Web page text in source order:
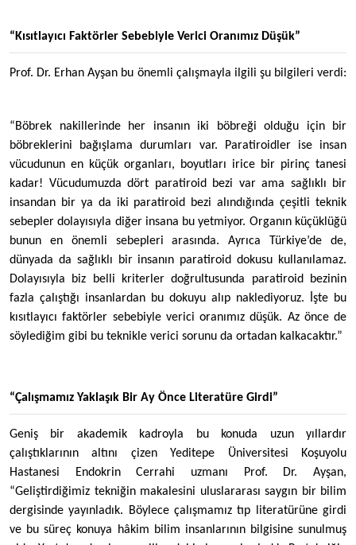
“Kısıtlayıcı Faktörler Sebebiyle Verici Oranımız Düşük”
Prof. Dr. Erhan Ayşan bu önemli çalışmayla ilgili şu bilgileri verdi:
“Böbrek nakillerinde her insanın iki böbreği olduğu için bir
böbreklerini bağışlama durumları var. Paratiroidler ise insan
vücudunun en küçük organları, boyutları irice bir pirinç tanesi
kadar! Vücudumuzda dört paratiroid bezi var ama sağlıklı bir
insandan bir ya da iki paratiroid bezi alındığında çeşitli teknik
sebepler dolayısıyla diğer insana bu yetmiyor. Organın küçüklüğü
bunun en önemli sebepleri arasında. Ayrıca Türkiye’de de,
dünyada da sağlıklı bir insanın paratiroid dokusu kullanılamaz.
Dolayısıyla biz belli kriterler doğrultusunda paratiroid bezinin
fazla çalıştığı insanlardan bu dokuyu alıp naklediyoruz. İşte bu
kısıtlayıcı faktörler sebebiyle verici oranımız düşük. Az önce de
söylediğim gibi bu teknikle verici sorunu da ortadan kalkacaktır.”
“Çalışmamız Yaklaşık Bir Ay Önce Literatüre Girdi”
Geniş bir akademik kadroyla bu konuda uzun yıllardır
çalıştıklarının altını çizen Yeditepe Üniversitesi Koşuyolu
Hastanesi Endokrin Cerrahi uzmanı Prof. Dr. Ayşan,
“Geliştirdiğimiz tekniğin makalesini uluslararası saygın bir bilim
dergisinde yayınladık. Böylece çalışmamız tıp literatürüne girdi
ve bu süreç konuya hâkim bilim insanlarının bilgisine sunulmuş